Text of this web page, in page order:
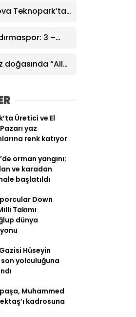
bir ülkedir”
Teknopark’tan
3 –
doğasında “Aile
Üretici ve El
yaz
renk katıyor
orman yangını;
ve karadan
başlatıldı
Down
Takımı
dünya
Gazisi Hüseyin
son yolculuğuna
Muhammed
kadrosuna